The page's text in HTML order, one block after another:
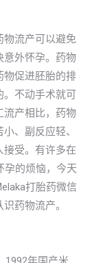
物流产可以避免
意外怀孕。药物
物促进胚胎的排
。不动手术就可
流产相比，药物
、副反应轻、
接受。有许多在
孕的烦恼，今天
打胎药微信
药物流产。